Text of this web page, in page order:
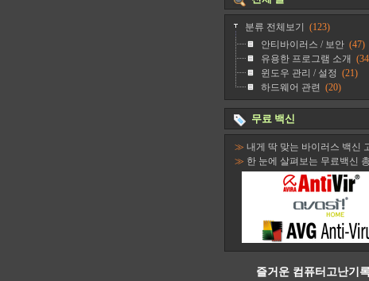
분류 전체보기
(123)
안티바이러스 / 보안 (47)
유용한 프로그램 소개
윈도우 관리 / 설정 (21)
하드웨어 관련 (20)
무료 백신
≫ 내게 딱 맞는 바이러스 백신
≫ 한 눈에 살펴보는 무료백신
즐거운 컴퓨터고난기